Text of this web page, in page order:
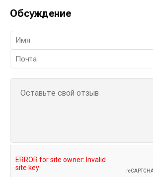
Обсуждение